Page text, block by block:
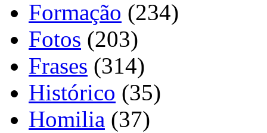
Formação (234)
Fotos (203)
Frases (314)
Histórico (35)
Homilia (37)